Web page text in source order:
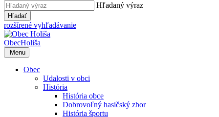
Hľadaný výraz
Hľadať
rozšírené vyhľadávanie
ObecHoliša
Menu
Obec
Udalosti v obci
História
História obce
Dobrovoľný hasičský zbor
História športu